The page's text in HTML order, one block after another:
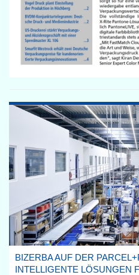
BIZERBA AUF DER
INTELLIGENTE LÖSUNGEN